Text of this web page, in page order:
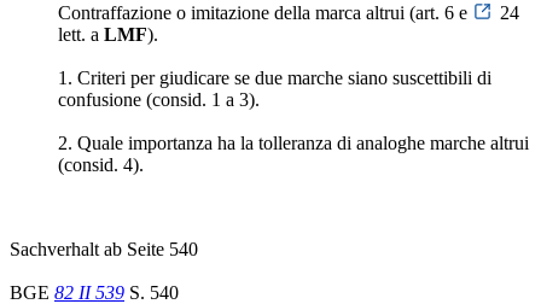
Contraffazione o imitazione della marca altrui (art. 6 e
24
lett. a LMF).
1. Criteri per giudicare se due marche siano suscettibili di
confusione (consid. 1 a 3).
2. Quale importanza ha la tolleranza di analoghe marche altrui
(consid. 4).
Sachverhalt ab Seite 540
BGE 82 II 539 S. 540